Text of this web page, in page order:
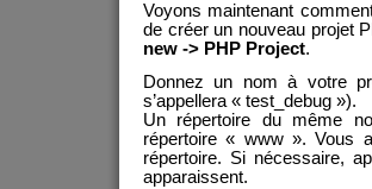
Voyons maintenant
de créer un nouveau projet
new -> PHP Project.
Donnez un nom à votre
s’appellera « test_debug »).
Un répertoire du même
répertoire « www ». Vous
répertoire. Si nécessaire,
apparaissent.